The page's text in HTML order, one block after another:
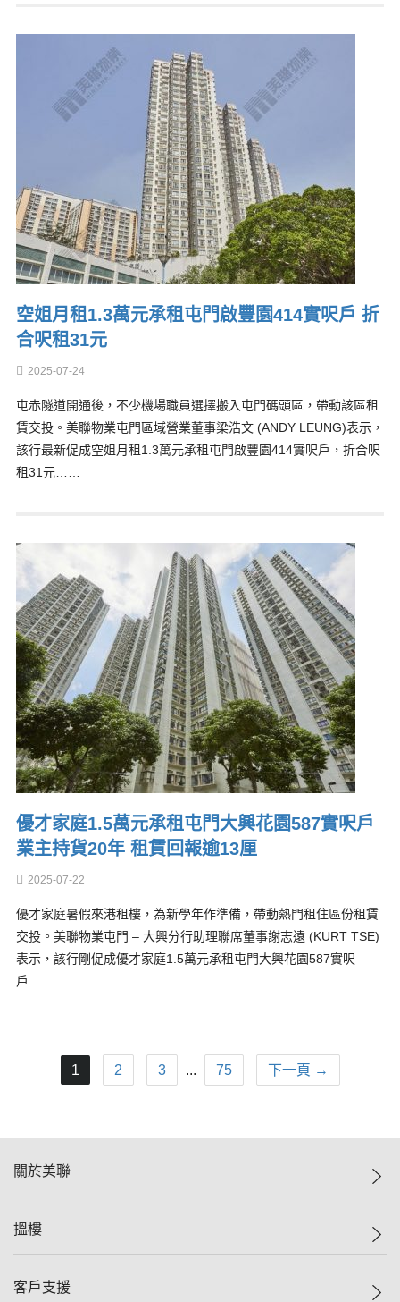
空姐月租1.3萬元承租屯門啟豐園414實呎戶 折
合呎租31元
2025-07-24
屯赤隧道開通後，不少機場職員選擇搬入屯門碼頭區，帶動該區租
賃交投。美聯物業屯門區域營業董事梁浩文 (ANDY LEUNG)表示，
該行最新促成空姐月租1.3萬元承租屯門啟豐園414實呎戶，折合呎
租31元……
優才家庭1.5萬元承租屯門大興花園587實呎戶
業主持貨20年 租賃回報逾13厘
2025-07-22
優才家庭暑假來港租樓，為新學年作準備，帶動熱門租住區份租賃
交投。美聯物業屯門 – 大興分行助理聯席董事謝志遠 (KURT TSE)
表示，該行剛促成優才家庭1.5萬元承租屯門大興花園587實呎
戶……
1 2 3 ... 75 下一頁 →
關於美聯
美聯集團
人才招募
搵樓
一手新盤
客戶支援